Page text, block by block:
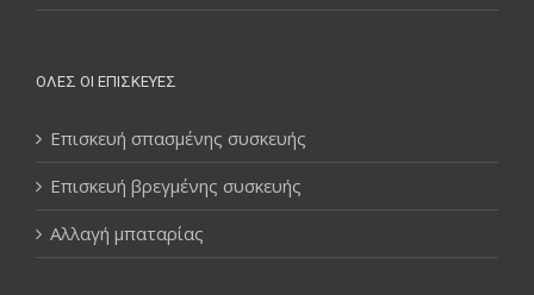
ΌΛΕΣ ΟΙ ΕΠΙΣΚΕΥΈΣ
Επισκευή σπασμένης συσκευής
Επισκευή βρεγμένης συσκευής
Αλλαγή μπαταρίας